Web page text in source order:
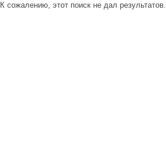
К сожалению, этот поиск не дал результатов.